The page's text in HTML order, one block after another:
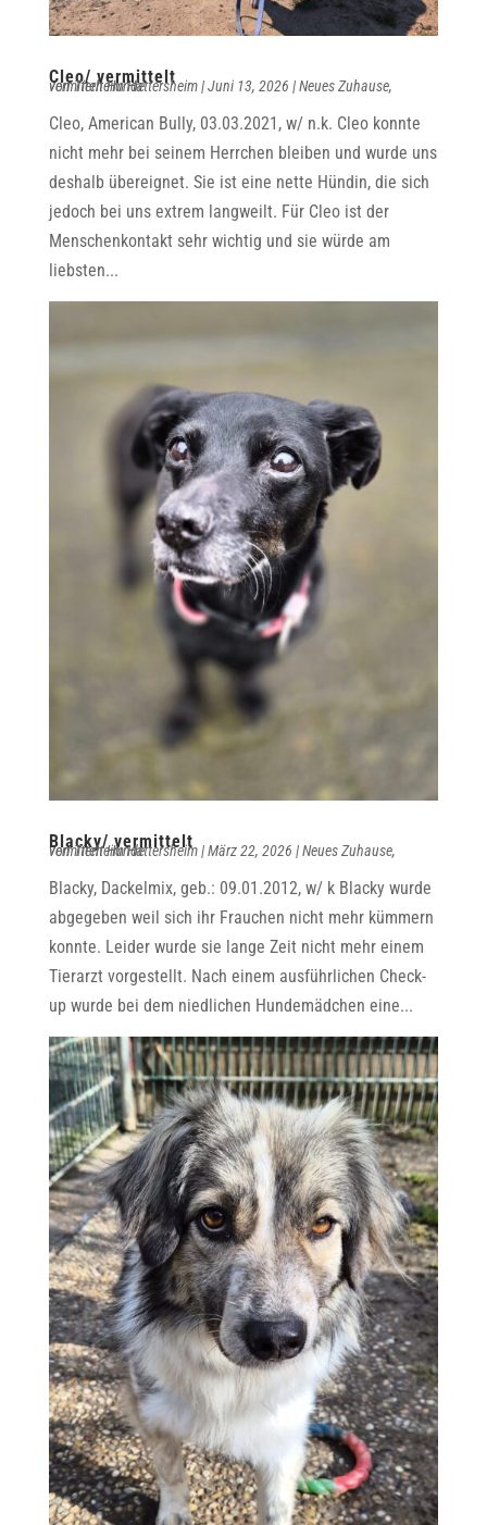
Cleo/ vermittelt
vonTierheim Hattersheim|Juni 13, 2026 |Neues Zuhause,
vermittelt Hunde
Cleo, American Bully, 03.03.2021, w/ n.k. Cleo konnte
nicht mehr bei seinem Herrchen bleiben und wurde uns
deshalb übereignet. Sie ist eine nette Hündin, die sich
jedoch bei uns extrem langweilt. Für Cleo ist der
Menschenkontakt sehr wichtig und sie würde am
liebsten...
Blacky/ vermittelt
vonTierheim Hattersheim|März 22, 2026 |Neues Zuhause,
vermittelt Hunde
Blacky, Dackelmix, geb.: 09.01.2012, w/ k Blacky wurde
abgegeben weil sich ihr Frauchen nicht mehr kümmern
konnte. Leider wurde sie lange Zeit nicht mehr einem
Tierarzt vorgestellt. Nach einem ausführlichen Check-
up wurde bei dem niedlichen Hundemädchen eine...